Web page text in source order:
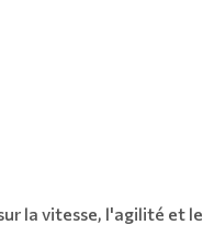
la vitesse, l'agilité et le